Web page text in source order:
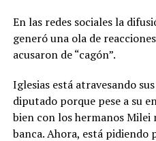
En las redes sociales la
generó una ola de
acusaron de “cagón”.
Iglesias está atravesando
diputado porque pese a su
bien con los hermanos
banca. Ahora, está pidiendo